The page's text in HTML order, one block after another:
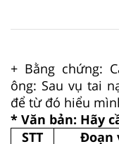
+ Bằng chứng:
ông: Sau vụ tai
để từ đó hiểu
* Văn bản: Hãy
STT
Đoạn